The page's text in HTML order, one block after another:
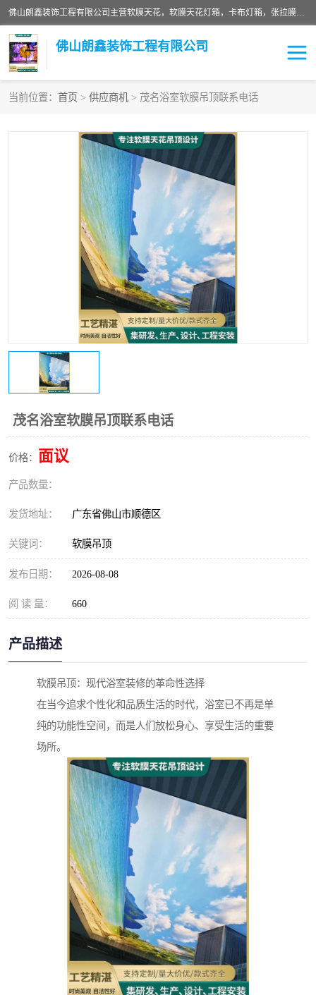
佛山朗鑫装饰工程有限公司主营软膜天花，软膜天花灯箱，卡布灯箱，张拉膜等产品，价格实惠，支持定制；公司专业装饰铺面，家居，会展特装，软膜等工程，技能精良人员，安装快、价格合理，质量保证、热诚与各方有识人士合作，欢迎新老客户来电咨询。
佛山朗鑫装饰工程有限公司
当前位置： 首页 > 供应商机 > 茂名浴室软膜吊顶联系电话
茂名浴室软膜吊顶联系电话
价格： 面议
产品数量：
发货地址： 广东省佛山市顺德区
关键词： 软膜吊顶
发布日期： 2026-08-08
阅 读 量： 660
产品描述
软膜吊顶：现代浴室装修的革命性选择
在当今追求个性化和品质生活的时代，浴室已不再是单
纯的功能性空间，而是人们放松身心、享受生活的重要
场所。